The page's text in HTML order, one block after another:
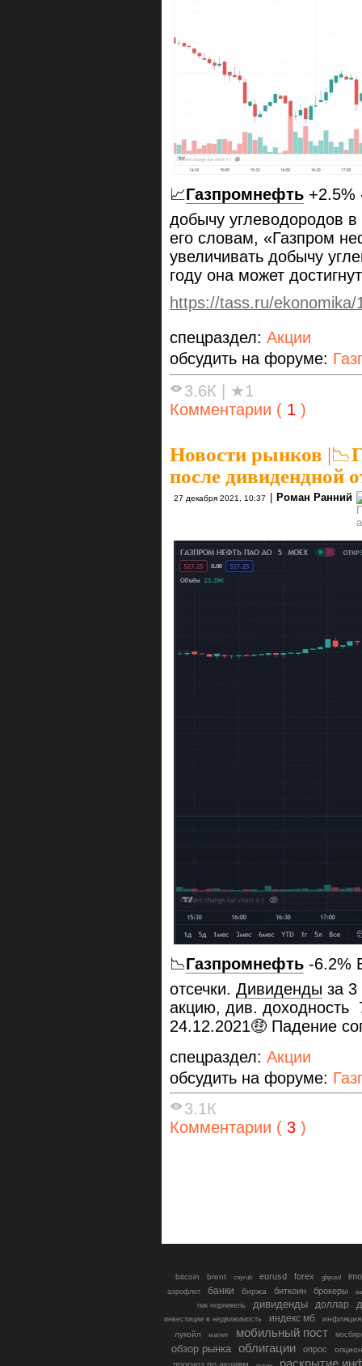
📈Газпромнефть +2.5%
добычу углеводородов
его словам, «Газпром
увеличивать добычу
году она может
https://tass.ru/ekonomika/
спецраздел: Акции
обсудить на форуме:
3.6К | ★1
Комментарии ( 1 )
Новости рынков |
после дивидендной
27 декабря 2021, 10:37 | Роман Ранний
📉Газпромнефть -6.2%
отсечки. Дивиденды за
акцию, див. доходность
24.12.2021🤑 Падение
спецраздел: Акции
обсудить на форуме:
3.1К
Комментарии ( 3 )
bitcoin brent cnyrub eurusd forex gbpusd
аэрофлот банки биржа биткоин брокеры
гмк норникель
дивиденды доллар
инвестиции в недвижимость индекс мб
инфляция
лукойл
магнит мобильный пост
обзор рынка облигации опрос
прогноз по акциям раскрытие